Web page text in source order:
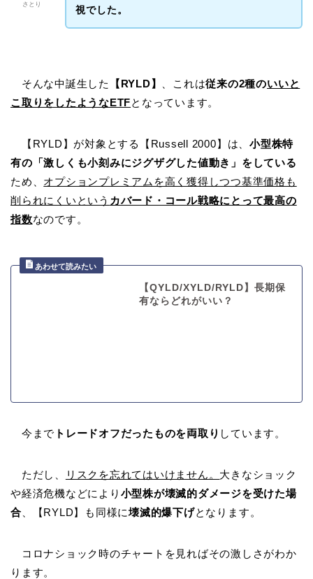
さとり
視でした。
そんな中誕生した 【RYLD】 、これは従来の2種のいいと
こ取りをしたようなETFとなっています。
【RYLD】が対象とする【Russell 2000】は、小型株特
有の「激しくも小刻みにジグザグした値動き」をしている
ため、 オプションプレミアムを高く獲得しつつ基準価格も
削られにくいという カバード・コール戦略にとって最高の
指数なのです。
【QYLD/XYLD/RYLD】長期保
有ならどれがいい？
今まで トレードオフだったものを両取り しています。
ただし、 リスクを忘れてはいけません。 大きなショック
や経済危機などにより 小型株が壊滅的ダメージを受けた場
合 、【RYLD】も同様に壊滅的爆下げとなります。
コロナショック時のチャートを見ればその激しさがわか
ります。